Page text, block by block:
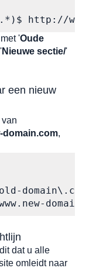
http://
'Oude
'Nieuwe sectie/'
een nieuw
domain.com,
dat u alle
omleidt naar